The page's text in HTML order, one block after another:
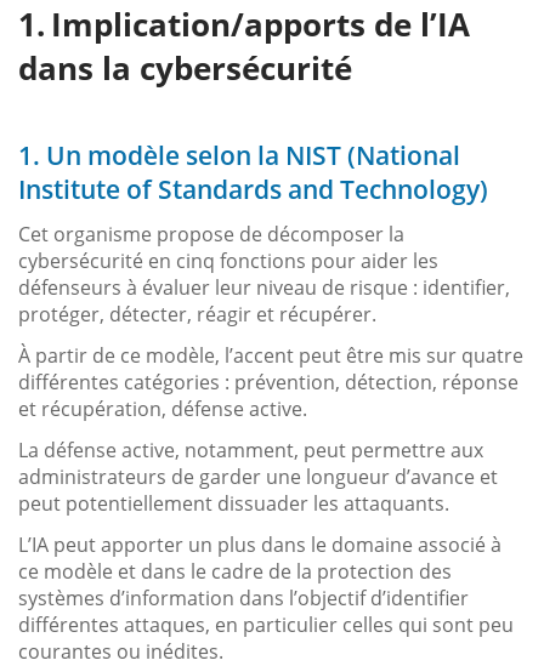
Implication/apports de l’IA
dans la cybersécurité
1. Un modèle selon la NIST (National
Institute of Standards and Technology)
Cet organisme propose de décomposer la
cybersécurité en cinq fonctions pour aider les
défenseurs à évaluer leur niveau de risque : identifier,
protéger, détecter, réagir et récupérer.
À partir de ce modèle, l’accent peut être mis sur quatre
différentes catégories : prévention, détection, réponse
et récupération, défense active.
La défense active, notamment, peut permettre aux
administrateurs de garder une longueur d’avance et
peut potentiellement dissuader les attaquants.
L’IA peut apporter un plus dans le domaine associé à
ce modèle et dans le cadre de la protection des
systèmes d’information dans l’objectif d’identifier
différentes attaques, en particulier celles qui sont peu
courantes ou inédites.